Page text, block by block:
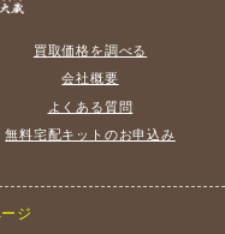
買取価格を調べる
会社概要
よくある質問
無料宅配キットのお申込み
ジ